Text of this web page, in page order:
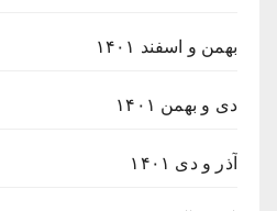
بهمن و اسفند ۱۴۰۱
دی و بهمن ۱۴۰۱
آذر و دی ۱۴۰۱